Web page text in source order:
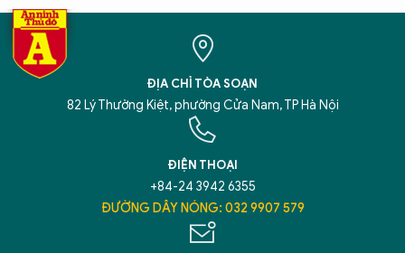
ĐỊA CHỈ TÒA SOẠN
82 Lý Thường Kiệt, phường Cửa Nam, TP Hà Nội
ĐIỆN THOẠI
+84-24 3942 6355
ĐƯỜNG DÂY NÓNG: 032 9907 579
XIN CHÀO,
TÔI LÀ CHATBOT CỦA
Hãy hỏi tôi bất kỳ điều gì bạn cần biết về
An Ninh Thủ Đô nhé. Tôi sẵn sàng hỗ trợ!